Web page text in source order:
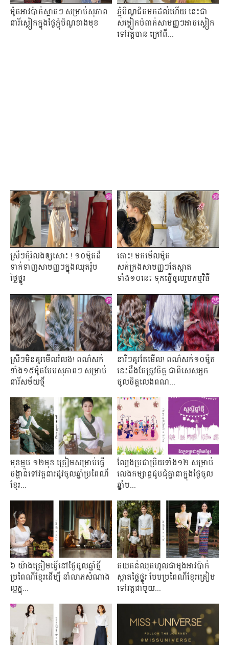
ម៉ូតអាវប៉ាក់ស្អាតៗ សម្រាប់សុភាព
នារីស្លៀកក្នុងថ្ងៃភ្ជុំបិណ្ឌខាងមុខ
ភ្ជុំបិណ្ឌជិតមកដល់ហើយ នេះជា
សម្លៀកបំពាក់សាមញ្ញៗអាចស្លៀក
ទៅវត្តបាន ក្រៅពី...
ស្រីៗកុំរំលងឲ្យសោះ ! ១០ម៉ូតដ៏
ទាក់ទាញសាមញ្ញៗក្នុងឈុតរ៉ូប
ថ្លៃថ្នូរ
តោះ! មកមើលម៉ូត
សក់ក្រងសាមញ្ញៗតែស្អាត
ទាំង១០នេះ ទុកធ្វើចូលរួមកម្មវិធី
ស្រីៗមិនគួរមើលរំលង! ពណ៌សក់
ទាំង១៥ម៉ូតបែបសុភាពៗ សម្រាប់
នារីសម័យថ្មី
នារីៗគួរតែមើល! ពណ៌សក់១០ម៉ូត
នេះដឹងតែត្រូវចិត្ត ជាពិសេសអ្នក
ចូលចិត្តលេងពណ...
មុខម្ហូប ១២មុខ ត្រៀមសម្រាប់ធ្វើ
ចង្ហាន់ទៅវត្តនារដូវចូលឆ្នាំប្រពៃណី
ខ្មែរ...
ល្បែងប្រជាប្រិយទាំង១២ សម្រាប់
លេងកម្សាន្តជួបជុំគ្នានាក្នុងថ្ងៃចូល
ឆ្នាំប...
៦ យ៉ាងត្រៀមធ្វើនៅថ្ងៃចូលឆ្នាំថ្មី
ប្រពៃណីខ្មែរដើម្បី នាំលាភសំណាង
ល្អក្នុ...
គយគន់ឈុតហូលផាមួងអាវប៉ាក់
ស្អាតថ្លៃថ្នូរ បែបប្រពៃណីខ្មែរត្រៀម
ទៅវត្តជាមួយ...